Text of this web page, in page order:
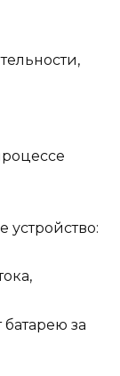
устройство:
за